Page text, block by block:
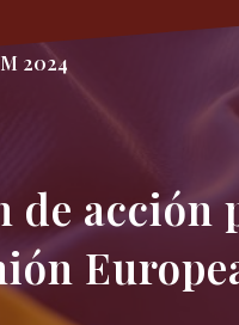
2024
de acción